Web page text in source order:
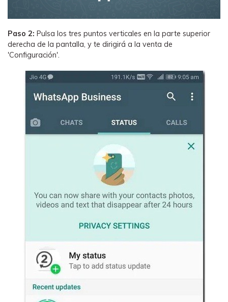
Paso 2: Pulsa los tres puntos verticales en la parte superior
derecha de la pantalla, y te dirigirá a la venta de
'Configuración'.